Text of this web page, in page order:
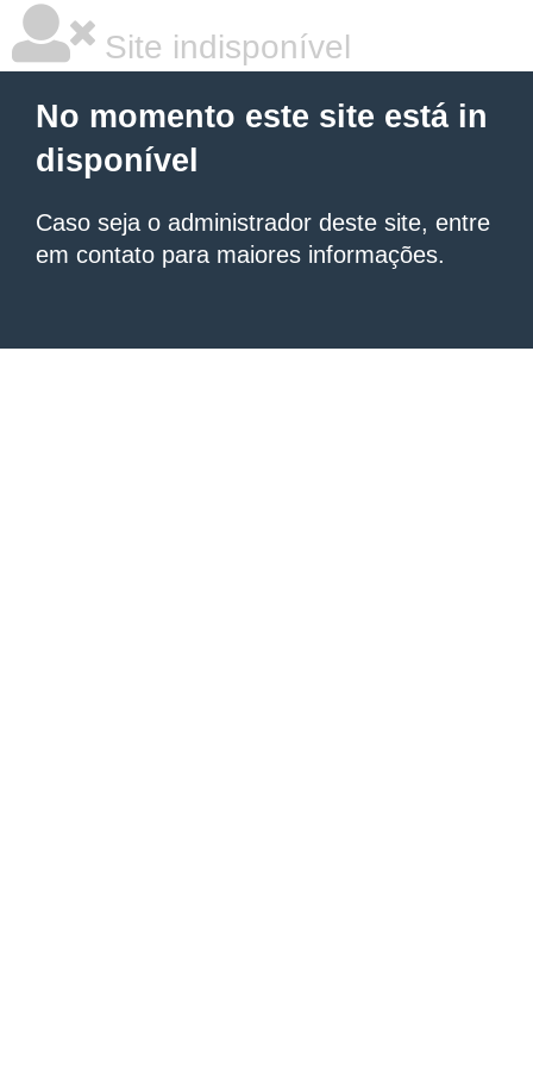
Site indisponível
No momento este site está in
disponível
Caso seja o administrador deste site, entre
em contato para maiores informações.